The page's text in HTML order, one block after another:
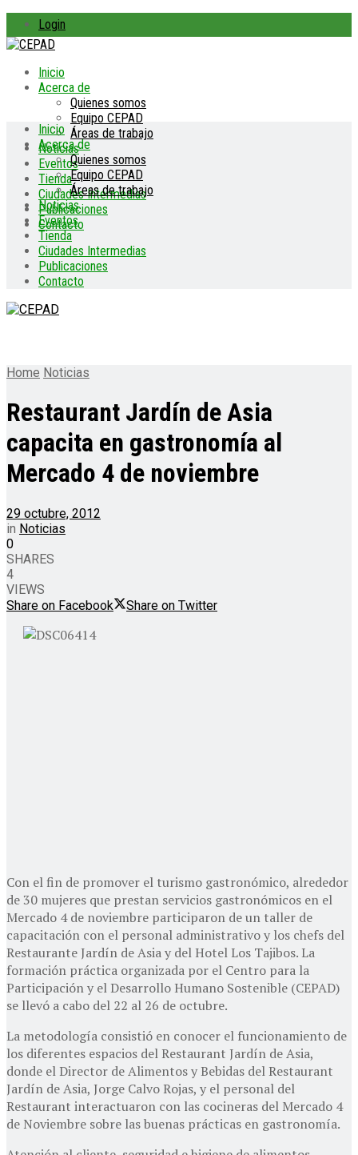
Login
Inicio
Acerca de
Quienes somos
Equipo CEPAD
Áreas de trabajo
Noticias
Eventos
Tienda
Ciudades Intermedias
Publicaciones
Contacto
Inicio
Acerca de
Quienes somos
Equipo CEPAD
Áreas de trabajo
Noticias
Eventos
Tienda
Ciudades Intermedias
Publicaciones
Contacto
Home Noticias
Restaurant Jardín de Asia
capacita en gastronomía al
Mercado 4 de noviembre
29 octubre, 2012
in Noticias
0
SHARES
4
VIEWS
Share on Facebook
Share on Twitter
Con el fin de promover el turismo gastronómico, alrededor
de 30 mujeres que prestan servicios gastronómicos en el
Mercado 4 de noviembre participaron de un taller de
capacitación con el personal administrativo y los chefs del
Restaurante Jardín de Asia y del Hotel Los Tajibos. La
formación práctica organizada por el Centro para la
Participación y el Desarrollo Humano Sostenible (CEPAD)
se llevó a cabo del 22 al 26 de octubre.
La metodología consistió en conocer el funcionamiento de
los diferentes espacios del Restaurant Jardín de Asia,
donde el Director de Alimentos y Bebidas del Restaurant
Jardín de Asia, Jorge Calvo Rojas, y el personal del
Restaurant interactuaron con las cocineras del Mercado 4
de Noviembre sobre las buenas prácticas en gastronomía.